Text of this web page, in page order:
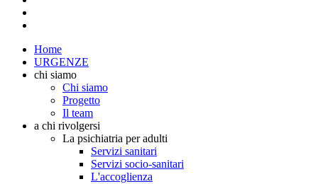
Home
URGENZE
chi siamo
Chi siamo
Progetto
Il team
a chi rivolgersi
La psichiatria per adulti
Servizi sanitari
Servizi socio-sanitari
L'accoglienza